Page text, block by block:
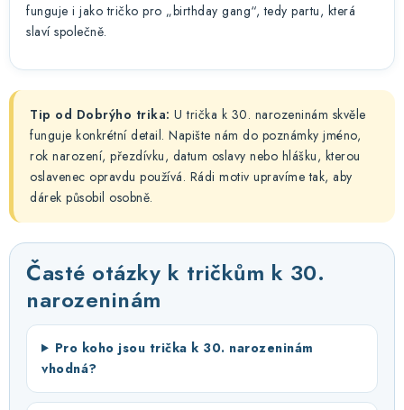
funguje i jako tričko pro „birthday gang“, tedy partu, která
slaví společně.
Tip od Dobrýho trika: U trička k 30. narozeninám skvěle
funguje konkrétní detail. Napište nám do poznámky jméno,
rok narození, přezdívku, datum oslavy nebo hlášku, kterou
oslavenec opravdu používá. Rádi motiv upravíme tak, aby
dárek působil osobně.
Časté otázky k tričkům k 30.
narozeninám
Pro koho jsou trička k 30. narozeninám
vhodná?